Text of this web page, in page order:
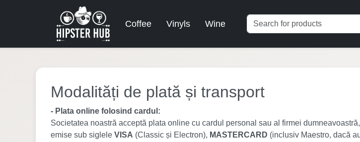
Coffee Vinyls Wine
Modalități de plată și transport
- Plata online folosind cardul:
Societatea noastră acceptă plata online cu cardul personal sau al firmei
emise sub siglele VISA (Classic și Electron), MASTERCARD (inclusiv Maestro, dacă